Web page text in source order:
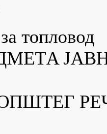
топловод